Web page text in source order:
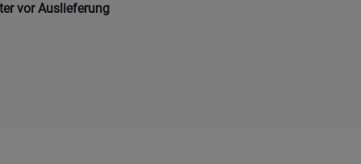
vor Auslieferung